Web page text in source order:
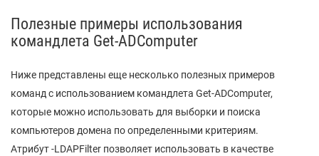
Полезные примеры использования
командлета Get-ADComputer
Ниже представлены еще несколько полезных примеров
команд с использованием командлета Get-ADComputer,
которые можно использовать для выборки и поиска
компьютеров домена по определенными критериям.
Атрибут -LDAPFilter позволяет использовать в качестве